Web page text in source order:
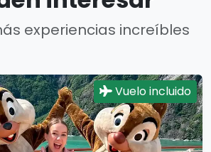
experiencias increíbles
Vuelo incluido